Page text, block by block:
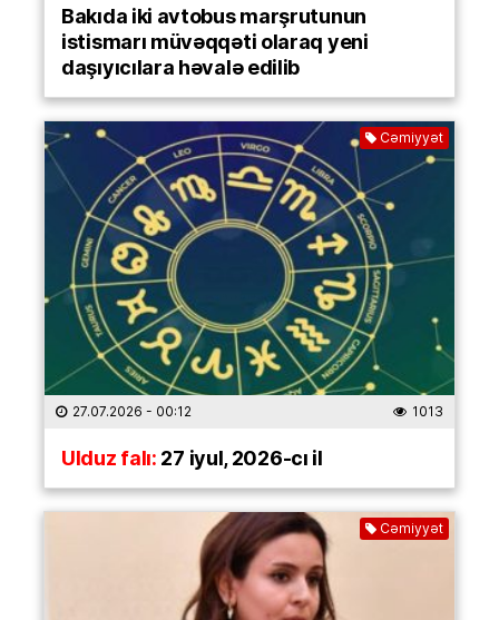
Bakıda iki avtobus marşrutunun
istismarı müvəqqəti olaraq yeni
daşıyıcılara həvalə edilib
Cəmiyyət
27.07.2026 - 00:12 1013
Ulduz falı:27 iyul, 2026-cı il
Cəmiyyət